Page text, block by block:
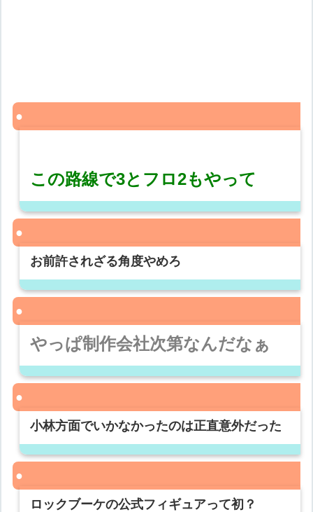
この路線で3とフロ2もやって
お前許されざる角度やめろ
やっぱ制作会社次第なんだなぁ
小林方面でいかなかったのは正直意外だった
ロックブーケの公式フィギュアって初？